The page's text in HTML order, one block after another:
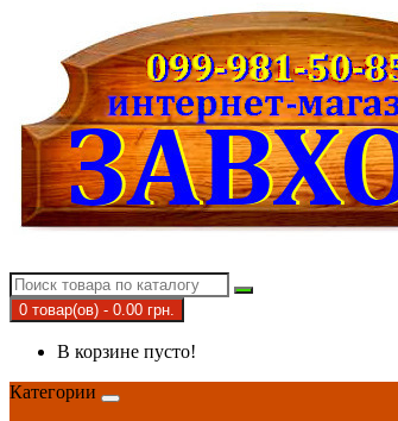
0 товар(ов) - 0.00 грн.
В корзине пусто!
Категории